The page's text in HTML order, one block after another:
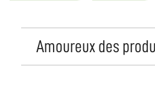
Amoureux des